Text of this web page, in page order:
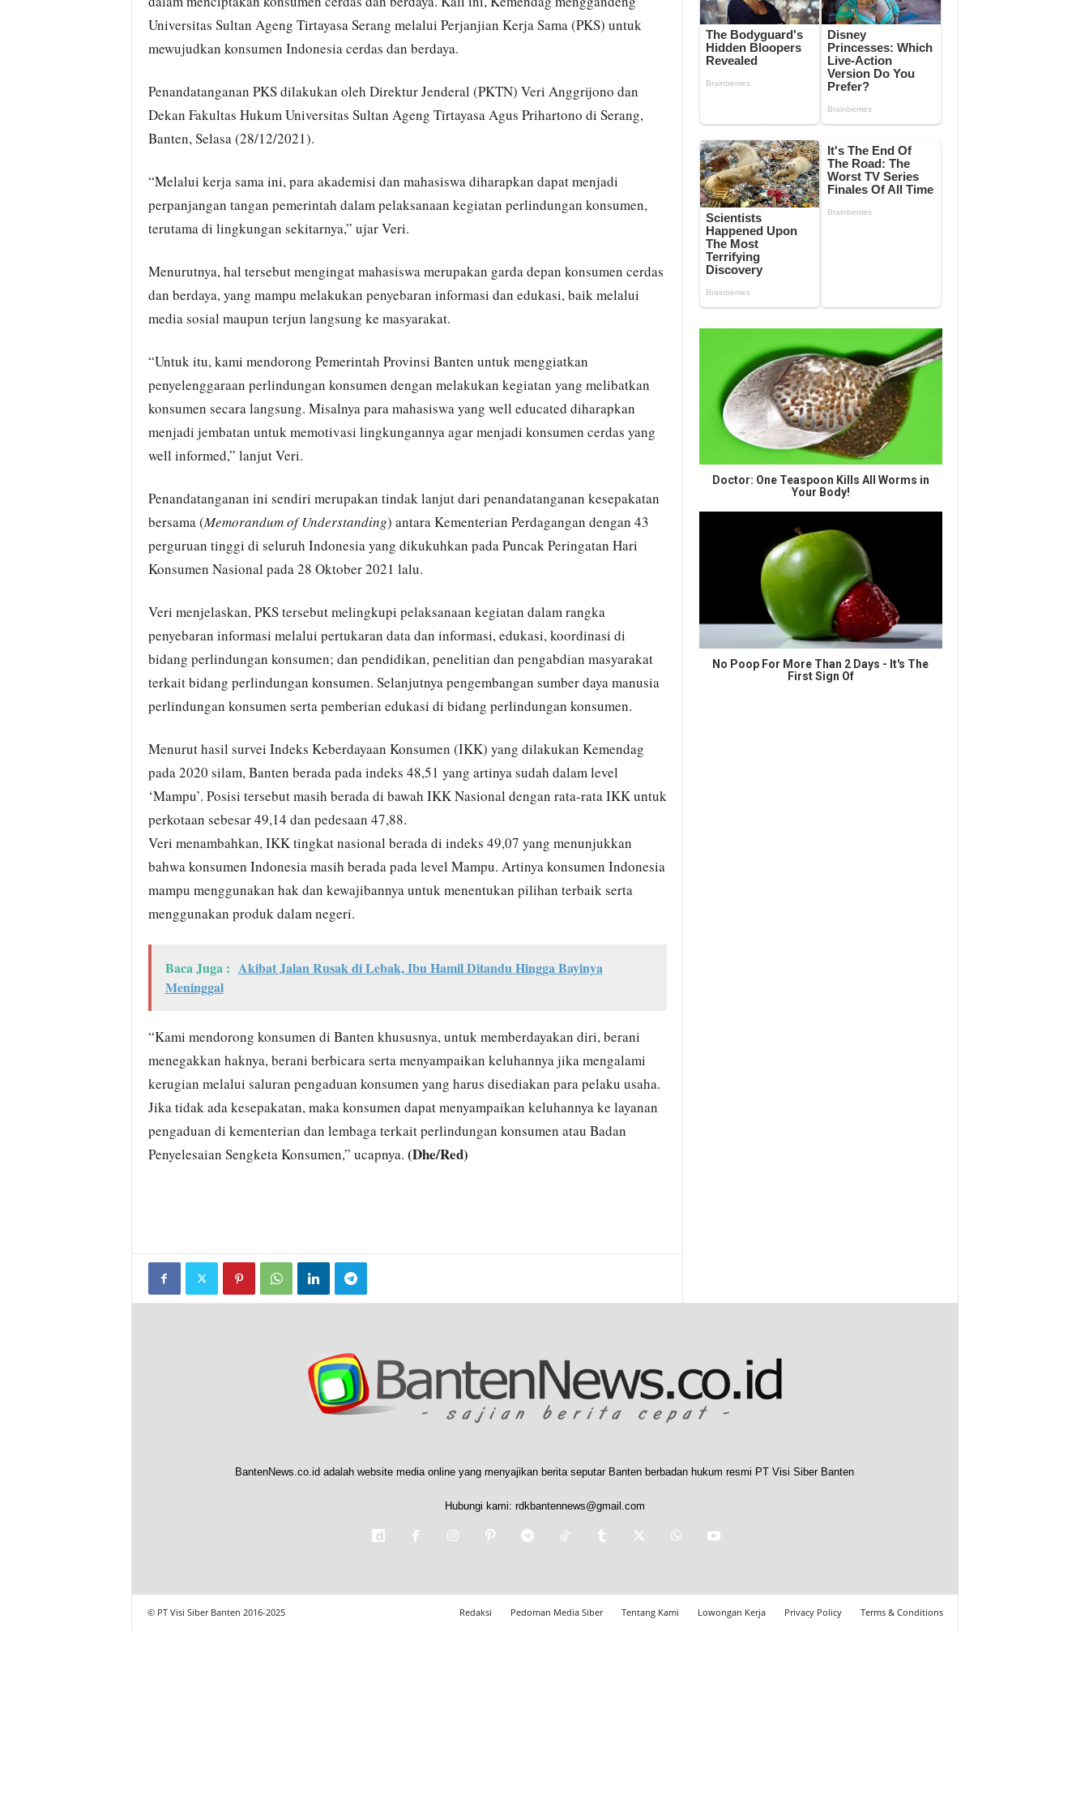
Universitas Sultan Ageng Tirtayasa Serang melalui Perjanjian Kerja Sama (PKS) untuk
mewujudkan konsumen Indonesia cerdas dan berdaya.
Penandatanganan PKS dilakukan oleh Direktur Jenderal (PKTN) Veri Anggrijono dan
Dekan Fakultas Hukum Universitas Sultan Ageng Tirtayasa Agus Prihartono di Serang,
Banten, Selasa (28/12/2021).
“Melalui kerja sama ini, para akademisi dan mahasiswa diharapkan dapat menjadi
perpanjangan tangan pemerintah dalam pelaksanaan kegiatan perlindungan konsumen,
terutama di lingkungan sekitarnya,” ujar Veri.
Menurutnya, hal tersebut mengingat mahasiswa merupakan garda depan konsumen cerdas
dan berdaya, yang mampu melakukan penyebaran informasi dan edukasi, baik melalui
media sosial maupun terjun langsung ke masyarakat.
“Untuk itu, kami mendorong Pemerintah Provinsi Banten untuk menggiatkan
penyelenggaraan perlindungan konsumen dengan melakukan kegiatan yang melibatkan
konsumen secara langsung. Misalnya para mahasiswa yang well educated diharapkan
menjadi jembatan untuk memotivasi lingkungannya agar menjadi konsumen cerdas yang
well informed,” lanjut Veri.
Penandatanganan ini sendiri merupakan tindak lanjut dari penandatanganan kesepakatan
bersama (Memorandum of Understanding) antara Kementerian Perdagangan dengan 43
perguruan tinggi di seluruh Indonesia yang dikukuhkan pada Puncak Peringatan Hari
Konsumen Nasional pada 28 Oktober 2021 lalu.
Veri menjelaskan, PKS tersebut melingkupi pelaksanaan kegiatan dalam rangka
penyebaran informasi melalui pertukaran data dan informasi, edukasi, koordinasi di
bidang perlindungan konsumen; dan pendidikan, penelitian dan pengabdian masyarakat
terkait bidang perlindungan konsumen. Selanjutnya pengembangan sumber daya manusia
perlindungan konsumen serta pemberian edukasi di bidang perlindungan konsumen.
Menurut hasil survei Indeks Keberdayaan Konsumen (IKK) yang dilakukan Kemendag
pada 2020 silam, Banten berada pada indeks 48,51 yang artinya sudah dalam level
‘Mampu’. Posisi tersebut masih berada di bawah IKK Nasional dengan rata-rata IKK untuk
perkotaan sebesar 49,14 dan pedesaan 47,88.
Veri menambahkan, IKK tingkat nasional berada di indeks 49,07 yang menunjukkan
bahwa konsumen Indonesia masih berada pada level Mampu. Artinya konsumen Indonesia
mampu menggunakan hak dan kewajibannya untuk menentukan pilihan terbaik serta
menggunakan produk dalam negeri.
Baca Juga : Akibat Jalan Rusak di Lebak, Ibu Hamil Ditandu Hingga Bayinya
Meninggal
“Kami mendorong konsumen di Banten khususnya, untuk memberdayakan diri, berani
menegakkan haknya, berani berbicara serta menyampaikan keluhannya jika mengalami
kerugian melalui saluran pengaduan konsumen yang harus disediakan para pelaku usaha.
Jika tidak ada kesepakatan, maka konsumen dapat menyampaikan keluhannya ke layanan
pengaduan di kementerian dan lembaga terkait perlindungan konsumen atau Badan
Penyelesaian Sengketa Konsumen,” ucapnya. (Dhe/Red)
Doctor: One Teaspoon Kills All Worms in
Your Body!
No Poop For More Than 2 Days - It's The
First Sign Of
BantenNews.co.id adalah website media online yang menyajikan berita seputar Banten berbadan hukum resmi PT Visi Siber Banten
Hubungi kami: rdkbantennews@gmail.com
Redaksi Pedoman Media Siber Tentang Kami Lowongan Kerja Privacy Policy Terms & Conditions
© PT Visi Siber Banten 2016-2025